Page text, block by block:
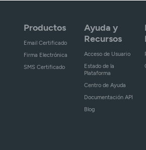
Productos
Email Certificado
Firma Electrónica
SMS Certificado
Ayuda y
Recursos
Acceso de Usuario
Estado de la
Plataforma
Centro de Ayuda
Documentación API
Blog